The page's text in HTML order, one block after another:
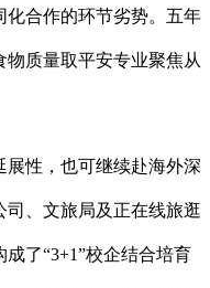
化合作的环节劣势。五年
质量取平安专业聚焦从
性，也可继续赴海外深
、文旅局及正在线旅逛
了“3+1”校企结合培育